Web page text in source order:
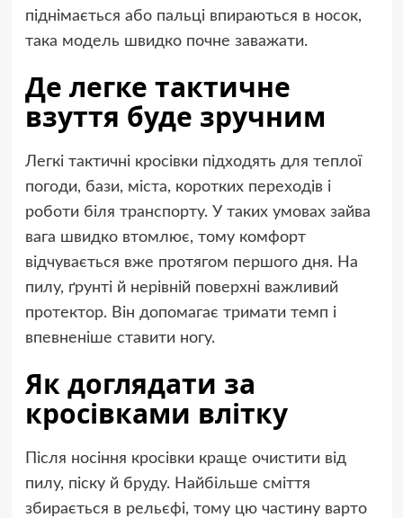
піднімається або пальці впираються в носок,
така модель швидко почне заважати.
Де легке тактичне
взуття буде зручним
Легкі тактичні кросівки підходять для теплої
погоди, бази, міста, коротких переходів і
роботи біля транспорту. У таких умовах зайва
вага швидко втомлює, тому комфорт
відчувається вже протягом першого дня. На
пилу, ґрунті й нерівній поверхні важливий
протектор. Він допомагає тримати темп і
впевненіше ставити ногу.
Як доглядати за
кросівками влітку
Після носіння кросівки краще очистити від
пилу, піску й бруду. Найбільше сміття
збирається в рельєфі, тому цю частину варто